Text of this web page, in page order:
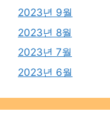
2023년 9월
2023년 8월
2023년 7월
2023년 6월